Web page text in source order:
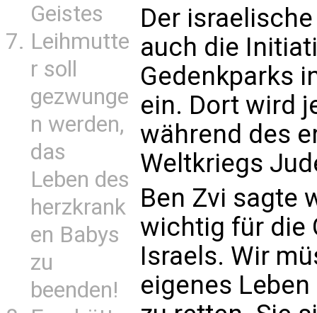
Geistes
Leihmutte
r soll
gezwunge
n werden,
das
Leben des
herzkrank
en Babys
zu
beenden!
Der
auch die
Gedenkparks
ein. Dort wird
während des
Weltkriegs
Ben Zvi sagte
wichtig für die
Israels. Wir
eigenes